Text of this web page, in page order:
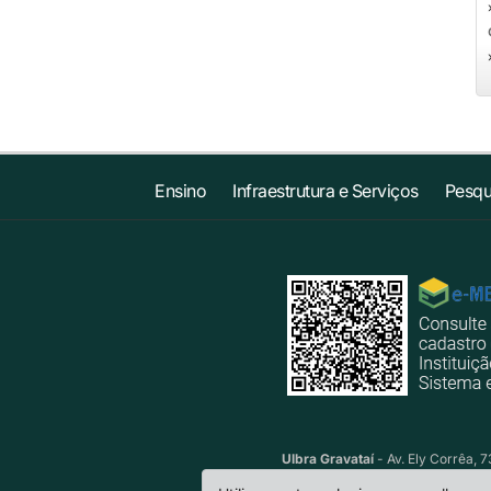
Ensino Infraestrutura e Serviços
Ulbra Gravataí- Av. Ely Corrêa,